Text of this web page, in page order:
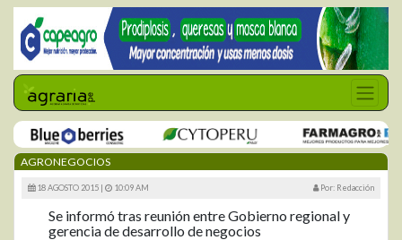
AGRONEGOCIOS
18 AGOSTO 2015 | 10:09 AM Por: Redacción
Se informó tras reunión entre Gobierno regional y
gerencia de desarrollo de negocios